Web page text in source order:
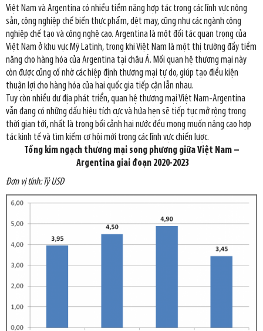
Việt Nam và Argentina có nhiều tiềm năng hợp tác trong các lĩnh vực nông
sản, công nghiệp chế biến thực phẩm, dệt may, cũng như các ngành công
nghiệp chế tạo và công nghệ cao. Argentina là một đối tác quan trọng của
Việt Nam ở khu vực Mỹ Latinh, trong khi Việt Nam là một thị trường đầy tiềm
năng cho hàng hóa của Argentina tại châu Á. Mối quan hệ thương mại này
còn được củng cố nhờ các hiệp định thương mại tự do, giúp tạo điều kiện
thuận lợi cho hàng hóa của hai quốc gia tiếp cận lẫn nhau.
Tuy còn nhiều dư địa phát triển, quan hệ thương mại Việt Nam-Argentina
vẫn đang có những dấu hiệu tích cực và hứa hẹn sẽ tiếp tục mở rộng trong
thời gian tới, nhất là trong bối cảnh hai nước đều mong muốn nâng cao hợp
tác kinh tế và tìm kiếm cơ hội mới trong các lĩnh vực chiến lược.
Tổng kim ngạch thương mại song phương giữa Việt Nam –
Argentina giai đoạn 2020-2023
Đơn vị tính: Tỷ USD